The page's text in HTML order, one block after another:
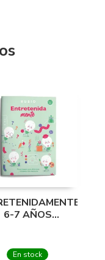
6-7 AÑOS
En stock